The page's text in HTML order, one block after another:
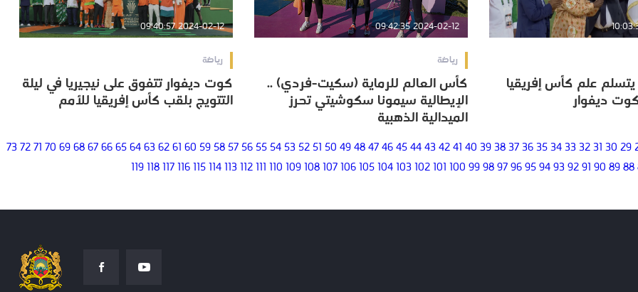
علم كأس إفريقيا
ديفوار
علم كأس إفريقيا
ديفوار
2024-02-12 09:42:35
رياضة
كأس العالم للرماية (سكيت-فردي) ..
الإيطالية سيمونا سكوشيتي تحرز
الميدالية الذهبية
كأس العالم للرماية (سكيت-فردي) ..
الإيطالية سيمونا سكوشيتي تحرز
الميدالية الذهبية
2024-02-12 09:40:57
رياضة
كوت ديفوار تتفوق على نيجيريا في ليلة
التتويج بلقب كأس إفريقيا للأمم
كوت ديفوار تتفوق على نيجيريا في ليلة
التتويج بلقب كأس إفريقيا للأمم
29
30
31
32
33
34
35
36
37
38
39
40
41
42
43
44
45
46
47
48
49
50
51
52
53
54
55
56
57
58
59
60
61
62
63
64
65
66
67
68
69
70
71
72
73
88
89
90
91
92
93
94
95
96
97
98
99
100
101
102
103
104
105
106
107
108
109
110
111
112
113
114
115
116
117
118
119